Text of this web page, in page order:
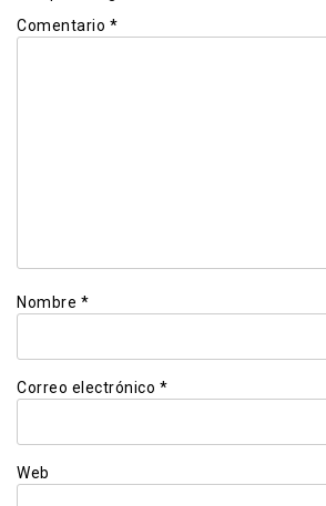
Comentario *
Nombre *
Correo electrónico *
Web